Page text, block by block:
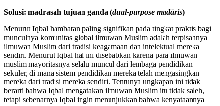
Solusi: madrasah tujuan ganda (dual-purpose madāris)
Menurut Iqbal hambatan paling signifikan pada tingkat praktis bagi
munculnya komunitas global ilmuwan Muslim adalah terpisahnya
ilmuwan Muslim dari tradisi keagamaan dan intelektual mereka
sendiri. Menurut Iqbal hal ini disebabkan karena para ilmuwan
muslim mayoritasnya selalu muncul dari lembaga pendidikan
sekuler, di mana sistem pendidikan mereka telah mengasingkan
mereka dari tradisi mereka sendiri. Tentunya ungkapan ini tidak
berarti bahwa Iqbal mengatakan ilmuwan Muslim itu tidak saleh,
tetapi sebenarnya Iqbal ingin menunjukkan bahwa kenyataannya